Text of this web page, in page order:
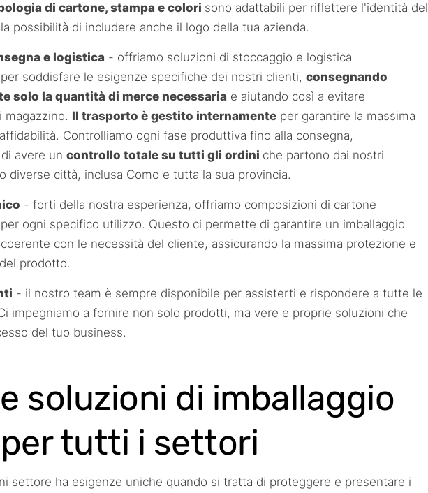
di cartone, stampa e colori sono adattabili per riflettere l'identità del
possibilità di includere anche il logo della tua azienda.
e logistica - offriamo soluzioni di stoccaggio e logistica
soddisfare le esigenze specifiche dei nostri clienti, consegnando
solo la quantità di merce necessaria e aiutando così a evitare
magazzino. Il trasporto è gestito internamente per garantire la massima
Controlliamo ogni fase produttiva fino alla consegna,
avere un controllo totale su tutti gli ordini che partono dai nostri
diverse città, inclusa Como e tutta la sua provincia.
- forti della nostra esperienza, offriamo composizioni di cartone
ogni specifico utilizzo. Questo ci permette di garantire un imballaggio
con le necessità del cliente, assicurando la massima protezione e
prodotto.
- il nostro team è sempre disponibile per assisterti e rispondere a tutte le
impegniamo a fornire non solo prodotti, ma vere e proprie soluzioni che
del tuo business.
soluzioni di imballaggio
tutti i settori
settore ha esigenze uniche quando si tratta di proteggere e presentare i